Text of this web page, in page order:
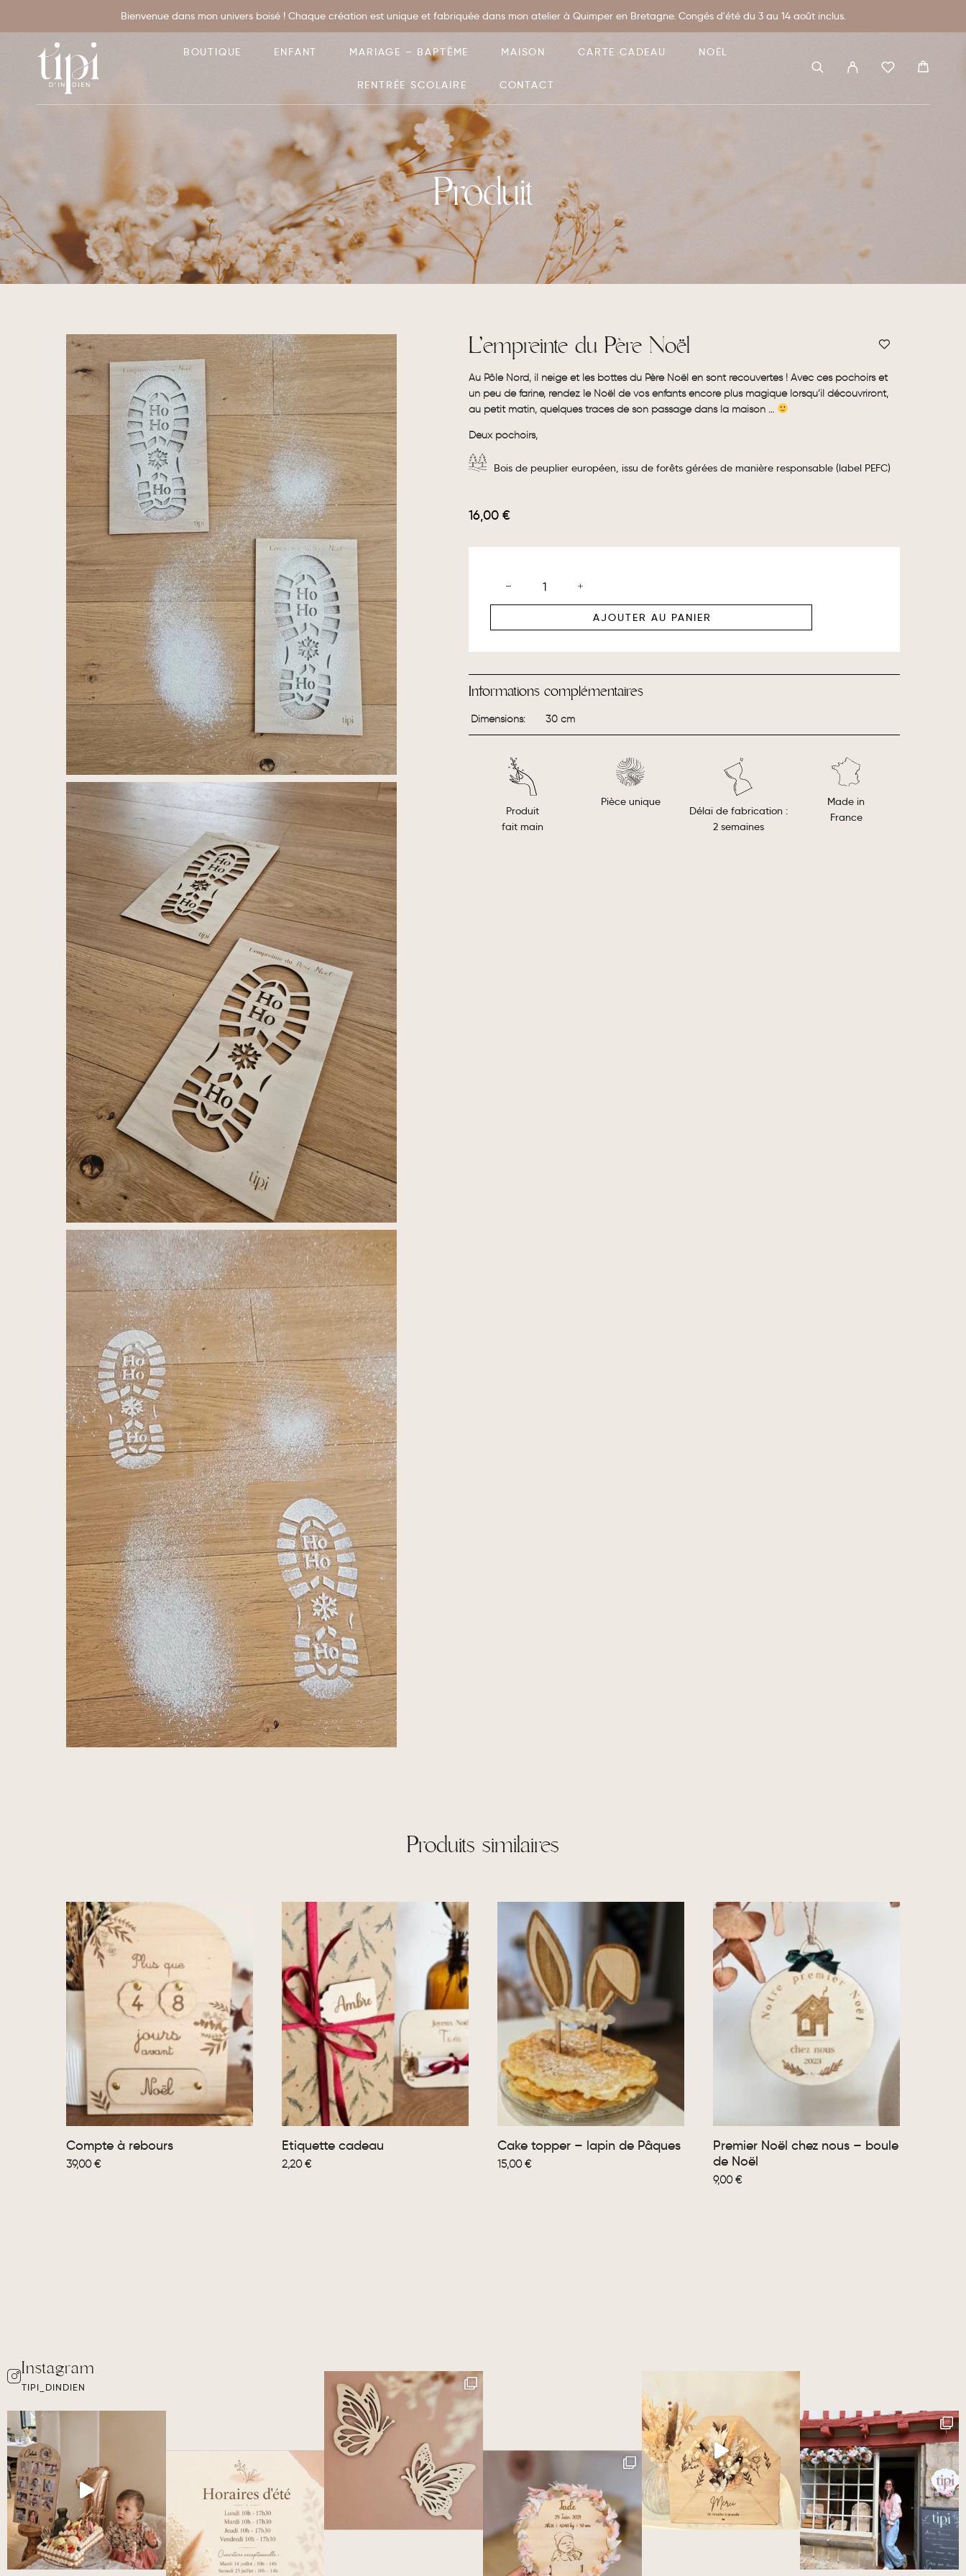
Bienvenue dans mon univers boisé ! Chaque création est unique et fabriquée dans mon atelier à Quimper en Bretagne. Congés d'été du 3 au 14 août inclus.
BOUTIQUE ENFANT MARIAGE – BAPTÊME MAISON CARTE CADEAU NOËL
RENTRÉE SCOLAIRE CONTACT
Produit
L’empreinte du Père Noël
Au Pôle Nord, il neige et les bottes du Père Noël en sont recouvertes ! Avec ces pochoirs et
un peu de farine, rendez le Noël de vos enfants encore plus magique lorsqu’il découvriront,
au petit matin, quelques traces de son passage dans la maison …
Deux pochoirs,
Bois de peuplier européen, issu de forêts gérées de manière responsable (label PEFC)
16,00 €
AJOUTER AU PANIER
Informations complémentaires
Dimensions 30 cm
Produit
fait main
Pièce unique
Délai de fabrication :
2 semaines
Made in
France
Produits similaires
Compte à rebours
39,00€
Etiquette cadeau
2,20€
Cake topper – lapin de Pâques
15,00€
Premier Noël chez nous – boule
de Noël
9,00€
TIPI_DINDIEN